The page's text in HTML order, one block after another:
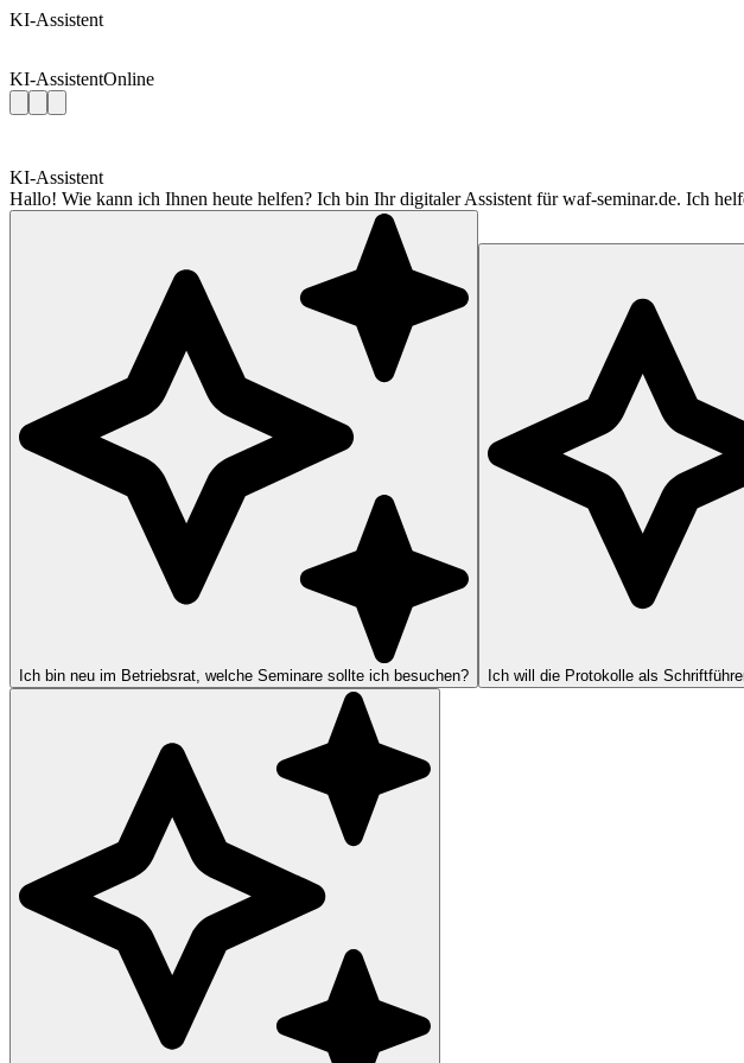
KI-Assistent
KI-AssistentOnline
KI-Assistent
Hallo! Wie kann ich Ihnen heute helfen? Ich bin Ihr digitaler Assistent für waf-seminar.de. Ich
Ich bin neu im Betriebsrat, welche Seminare sollte ich besuchen? Ich will die Protokolle als